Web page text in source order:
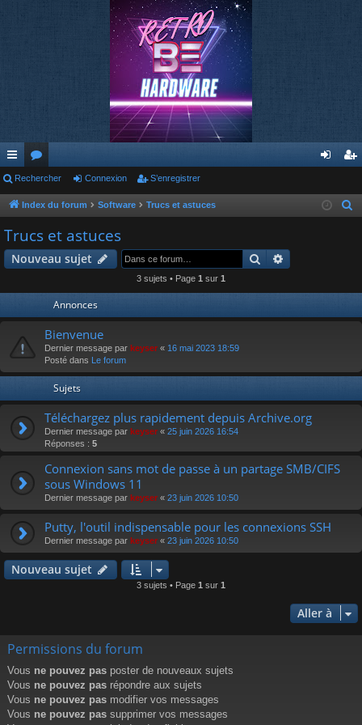
cc
ès
ra
pi
or
u
s
ne nr
Rechercher Connexion S’enregistrer
Index du forum Software Trucs et astuces
r
Trucs et astuces
Nouveau sujet Rechercher
3 sujets • Page 1 sur 1
Annonces
Bienvenue
Dernier message par keyser « 16 mai 2023 18:59
Posté dans Le forum
Sujets
Téléchargez plus rapidement depuis Archive.org
Dernier message par keyser « 25 juin 2026 16:54
Réponses : 5
Connexion sans mot de passe à un partage SMB/CIFS
sous Windows 11
Dernier message par keyser « 23 juin 2026 10:50
Putty, l'outil indispensable pour les connexions SSH
Dernier message par keyser « 23 juin 2026 10:50
Nouveau sujet
3 sujets • Page 1 sur 1
Aller à
Permissions du forum
Vous ne pouvez pas poster de nouveaux sujets
Vous ne pouvez pas répondre aux sujets
Vous ne pouvez pas modifier vos messages
Vous ne pouvez pas supprimer vos messages